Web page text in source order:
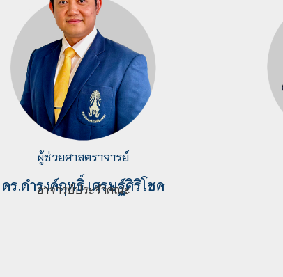
ผู้ช่วยศาสตราจารย์
ดร.ดำรงค์ฤทธิ์ เศรษฐ์ศิริโชค
อาจารย์ประจำคณะ